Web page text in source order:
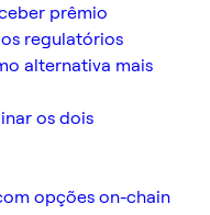
prêmio
regulatórios
alternativa mais
os dois
opções on-chain